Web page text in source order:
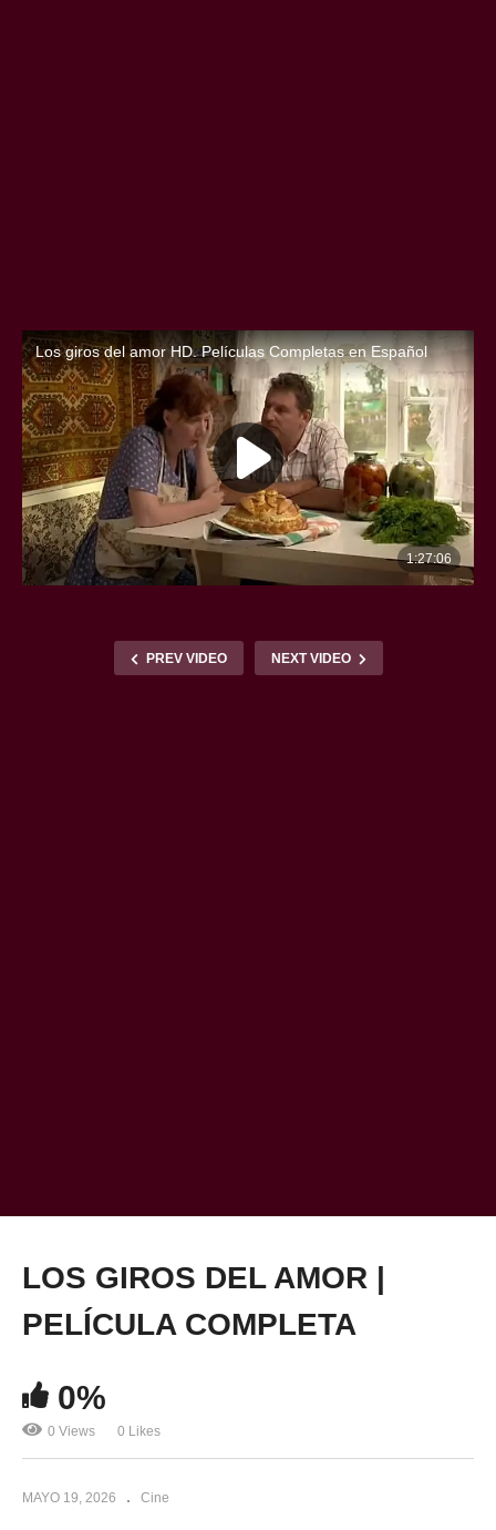
PREV VIDEO NEXT VIDEO
LOS GIROS DEL AMOR |
PELÍCULA COMPLETA
0%
0 Views 0 Likes
MAYO 19, 2026 Cine